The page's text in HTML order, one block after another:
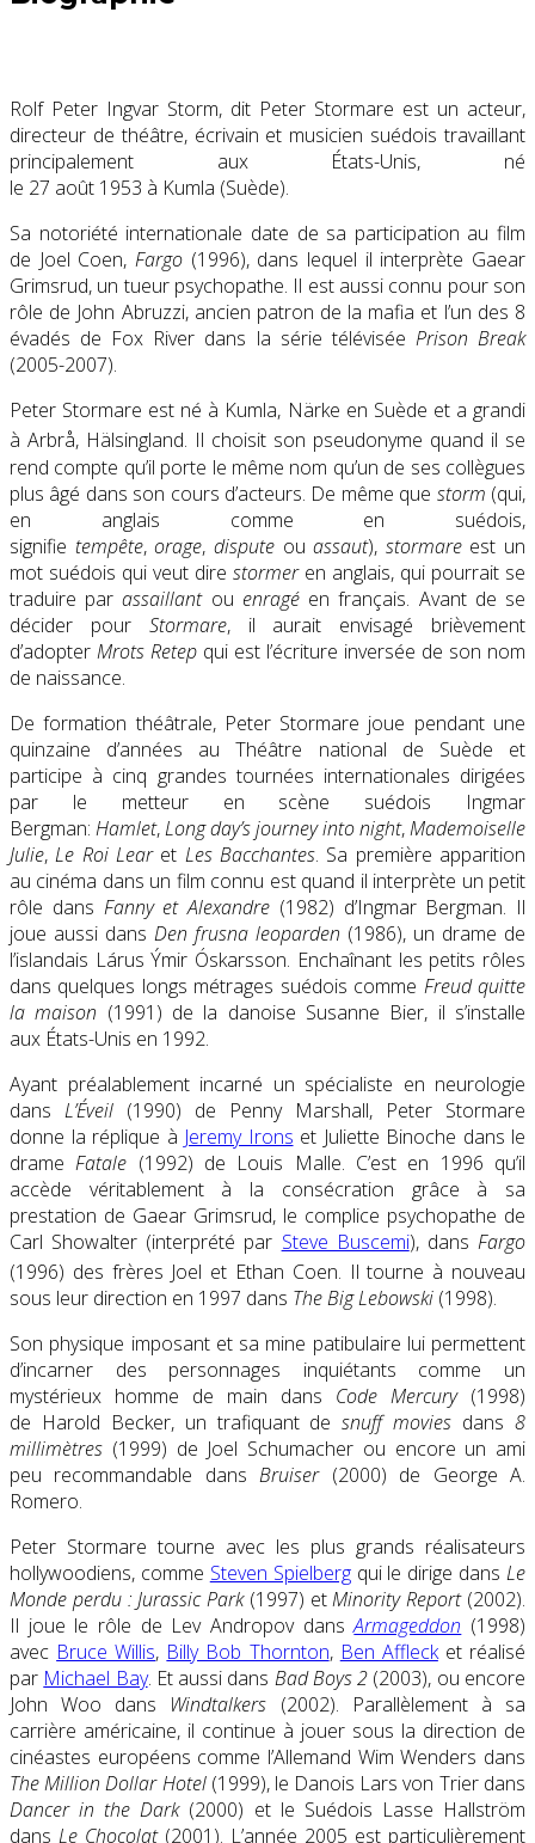
Rolf Peter Ingvar Storm, dit Peter Stormare est un acteur,
directeur de théâtre, écrivain et musicien suédois travaillant
principalement aux États-Unis, né
le 27 août 1953 à Kumla (Suède).
Sa notoriété internationale date de sa participation au film
de Joel Coen, Fargo (1996), dans lequel il interprète Gaear
Grimsrud, un tueur psychopathe. Il est aussi connu pour son
rôle de John Abruzzi, ancien patron de la mafia et l’un des 8
évadés de Fox River dans la série télévisée Prison Break
(2005-2007).
Peter Stormare est né à Kumla, Närke en Suède et a grandi
à Arbrå, Hälsingland. Il choisit son pseudonyme quand il se
rend compte qu’il porte le même nom qu’un de ses collègues
plus âgé dans son cours d’acteurs. De même que storm (qui,
en anglais comme en suédois,
signifie tempête,orage, disputeouassaut), stormareest un
mot suédois qui veut dire stormeren anglais, qui pourrait se
traduire parassaillantou enragéen français. Avant de se
décider pour Stormare, il aurait envisagé brièvement
d’adopter Mrots Retep qui est l’écriture inversée de son nom
de naissance.
De formation théâtrale, Peter Stormare joue pendant une
quinzaine d’années au Théâtre national de Suède et
participe à cinq grandes tournées internationales dirigées
par le metteur en scène suédois Ingmar
Bergman: Hamlet,Long day’s journey into night,Mademoiselle
Julie,Le Roi Learet Les Bacchantes. Sa première apparition
au cinéma dans un film connu est quand il interprète un petit
rôle dans Fanny et Alexandre (1982) d’Ingmar Bergman. Il
joue aussi dans Den frusna leoparden (1986), un drame de
l’islandais Lárus Ýmir Óskarsson. Enchaînant les petits rôles
dans quelques longs métrages suédois comme Freud quitte
la maison (1991) de la danoise Susanne Bier, il s’installe
aux États-Unis en 1992.
Ayant préalablement incarné un spécialiste en neurologie
dans L’Éveil (1990) de Penny Marshall, Peter Stormare
donne la réplique à Jeremy Irons et Juliette Binoche dans le
drameFatale (1992) de Louis Malle. C’est en 1996 qu’il
accède véritablement à la consécration grâce à sa
prestation de Gaear Grimsrud, le complice psychopathe de
Carl Showalter (interprété par Steve Buscemi), dansFargo
(1996) des frères Joel et Ethan Coen. Il tourne à nouveau
sous leur direction en 1997 dans The Big Lebowski (1998).
Son physique imposant et sa mine patibulaire lui permettent
d’incarner des personnages inquiétants comme un
mystérieux homme de main dans Code Mercury(1998)
de Harold Becker, un trafiquant desnuff movies dans8
millimètres (1999) de Joel Schumacher ou encore un ami
peu recommandable dansBruiser(2000) de George A.
Romero.
Peter Stormare tourne avec les plus grands réalisateurs
hollywoodiens, comme Steven Spielbergqui le dirige dans Le
Monde perdu : Jurassic Park(1997) etMinority Report(2002).
Il joue le rôle de Lev Andropov dansArmageddon (1998)
avec Bruce Willis, Billy Bob Thornton, Ben Afflecket réalisé
par Michael Bay. Et aussi dans Bad Boys 2 (2003), ou encore
John Woo dans Windtalkers (2002). Parallèlement à sa
carrière américaine, il continue à jouer sous la direction de
cinéastes européens comme l’Allemand Wim Wenders dans
The Million Dollar Hotel(1999), le Danois Lars von Trier dans
Dancer in the Dark(2000) et le Suédois Lasse Hallström
dans Le Chocolat(2001). L’année 2005 est particulièrement